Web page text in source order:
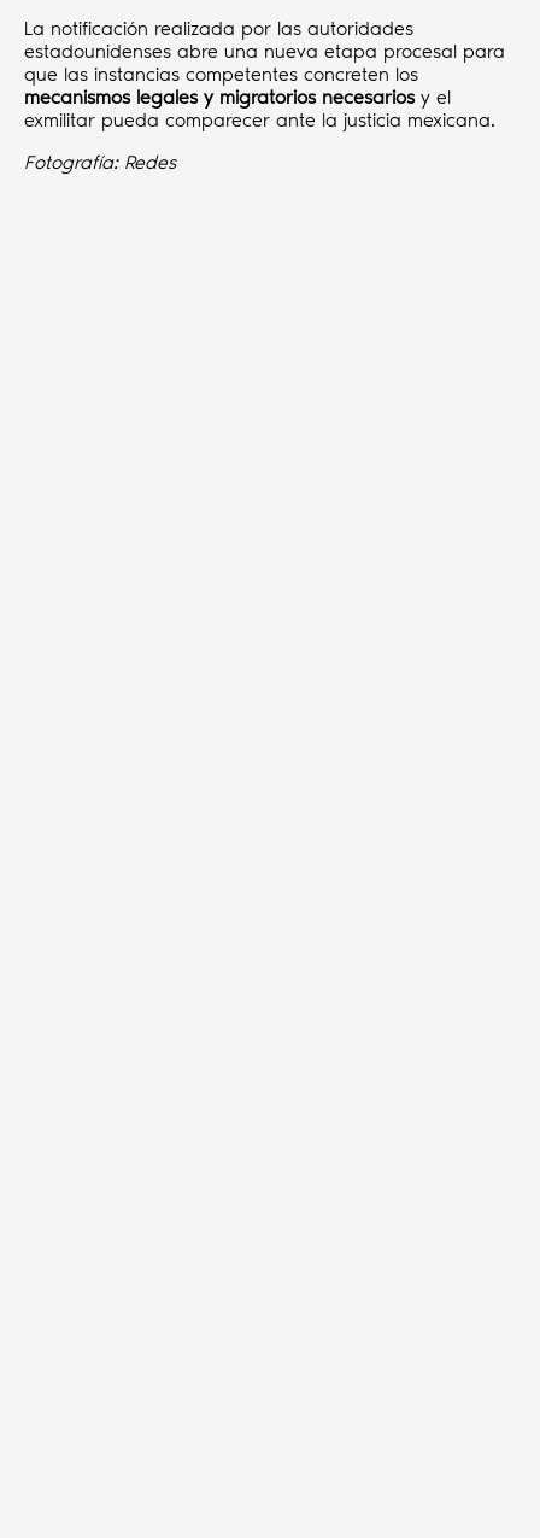
La notificación realizada por las autoridades
estadounidenses abre una nueva etapa procesal para
que las instancias competentes concreten los
mecanismos legales y migratorios necesariosy el
exmilitar pueda comparecer ante la justicia mexicana.
Fotografía: Redes